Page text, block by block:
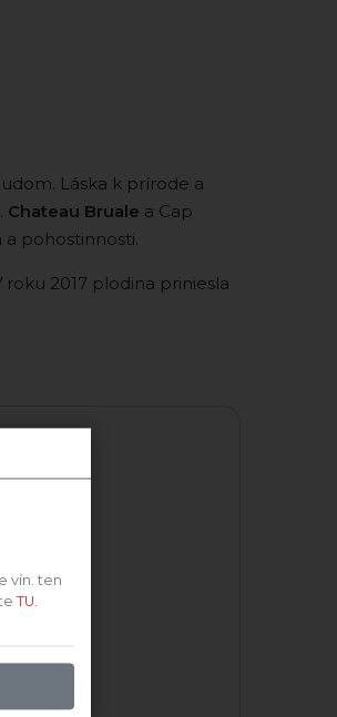
Láska k prírode a
Chateau Bruale a Cap
a pohostinnosti.
2017 plodina priniesla
vín. ten
TU.